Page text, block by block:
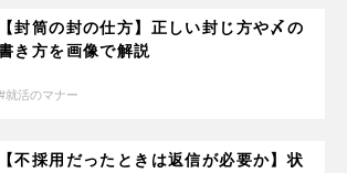
【封筒の封の仕方】正しい封じ方や〆の
き方を画像で解説
就活のマナー
【不採用だったときは返信が必要か】状